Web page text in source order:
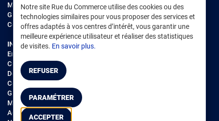
Notre site Rue du Commerce utilise des cookies ou des
technologies similaires pour vous proposer des services et
offres adaptés à vos centres d’intérêt, vous garantir une
meilleure expérience utilisateur et réaliser des statistiques
de visites. En savoir plus.
REFUSER
PARAMÉTRER
ACCEPTER
Modes de règlements
Garantie et retours
Contacter Rue du Commerce
INFORMATIONS LÉGALES
Environnement
CGV /CGU Marketplace
Données personnelles
Cookies
Gérer mes cookies
Mentions légales
Accessibilité : non conforme